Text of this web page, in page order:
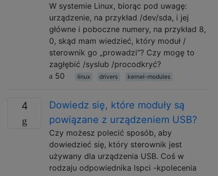
W systemie Linux, biorąc pod uwagę:
urządzenie, na przykład /dev/sda, i jej
główne i poboczne numery, na przykład 8,
0, skąd mam wiedzieć, który moduł /
sterownik go „prowadzi”? Czy mogę to
zagłębić /syslub /procodkryć?
50
linux drivers kernel-modules
4
Dowiedz się, które moduły są
powiązane z urządzeniem USB?
Czy możesz polecić sposób, aby
dowiedzieć się, który sterownik jest
używany dla urządzenia USB. Coś w
rodzaju odpowiednika lspci -kpolecenia